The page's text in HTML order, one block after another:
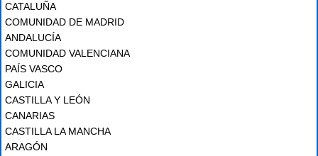
CATALUÑA
COMUNIDAD DE MADRID
ANDALUCÍA
COMUNIDAD VALENCIANA
PAÍS VASCO
GALICIA
CASTILLA Y LEÓN
CANARIAS
CASTILLA LA MANCHA
ARAGÓN